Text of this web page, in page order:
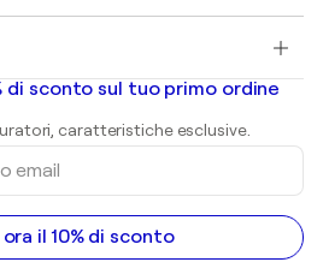
di sconto sul tuo primo ordine
caratteristiche esclusive.
il 10% di sconto